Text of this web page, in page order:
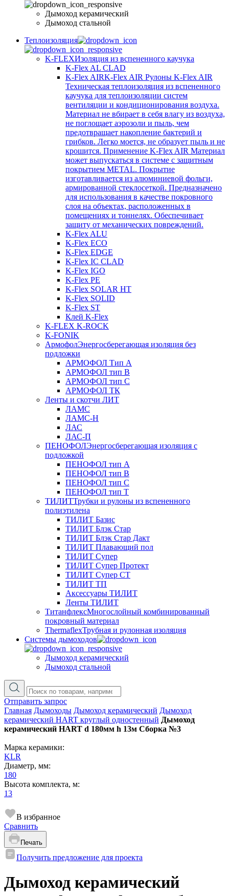
Дымоход керамический
Дымоход стальной
Теплоизоляция
K-FLEXИзоляция из вспененного каучука
K-Flex AL CLAD
K-Flex AIRK-Flex AIR Рулоны K-Flex AIR
Техническая теплоизоляция из вспененного
каучука для теплоизоляции систем
вентиляции и кондиционирования воздуха.
Материал не вбирает в себя влагу из воздуха,
не поглощает аэрозоли и пыль, чем
предотвращает накопление бактерий и
грибков. Легко моется, не образует пыль и не
крошится. Применение K-Flex AIR Материал
может выпускаться в системе c защитным
покрытием METAL. Покрытие
изготавливается из алюминиевой фольги,
армированной стеклосеткой. Предназначено
для использования в качестве покровного
слоя на объектах, расположенных в
помещениях и тоннелях. Обеспечивает
защиту от механических повреждений.
K-Flex ALU
K-Flex ECO
K-Flex EDGE
K-Flex IC CLAD
K-Flex IGO
K-Flex PE
K-Flex SOLAR HT
K-Flex SOLID
K-Flex ST
Клей K-Flex
K-FLEX K-ROCK
K-FONIK
АрмофолЭнергосберегающая изоляция без
подложки
АРМОФОЛ Тип А
АРМОФОЛ тип В
АРМОФОЛ тип C
АРМОФОЛ ТК
Ленты и скотчи ЛИТ
ЛАМС
ЛАМС-Н
ЛАС
ЛАС-П
ПЕНОФОЛЭнергосберегающая изоляция с
подложкой
ПЕНОФОЛ тип А
ПЕНОФОЛ тип B
ПЕНОФОЛ тип C
ПЕНОФОЛ тип T
ТИЛИТТрубки и рулоны из вспененного
полиэтилена
ТИЛИТ Базис
ТИЛИТ Блэк Стар
ТИЛИТ Блэк Стар Дакт
ТИЛИТ Плавающий пол
ТИЛИТ Супер
ТИЛИТ Супер Протект
ТИЛИТ Супер СТ
ТИЛИТ ТП
Аксессуары ТИЛИТ
Ленты ТИЛИТ
ТитанфлексМногослойный комбинированный
покровный материал
ThermaflexТрубная и рулонная изоляция
Cистемы дымоходов
Дымоход керамический
Дымоход стальной
Отправить запрос
Главная Дымоходы Дымоход керамический Дымоход
керамический HART круглый одностенный Дымоход
керамический HART d 180мм h 13м Сборка №3
Марка керамики:
KLR
Диаметр, мм:
180
Высота комплекта, м:
13
В избранное
Сравнить
Печать
Получить предложение для проекта
Дымоход керамический